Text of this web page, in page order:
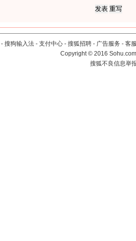
- 搜狗输入法 - 支付中心 - 搜狐招聘 - 广告服务 - 客
Copyright©2016
搜狐不良信息举